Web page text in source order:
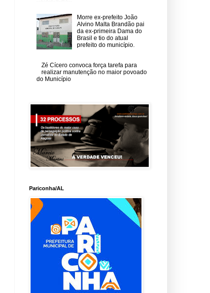
Morre ex-prefeito João
Alvino Malta Brandão pai
da ex-primeira Dama do
Brasil e tio do atual
prefeito do município.
Zé Cícero convoca força tarefa para
realizar manutenção no maior povoado
do Município
Pariconha/AL